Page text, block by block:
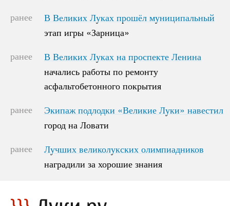
ранее
В Великих Луках прошёл муниципальный
этап игры «Зарница»
В Великих Луках прошёл муниципальный
этап игры «Зарница»
ранее
В Великих Луках на проспекте Ленина
начались работы по ремонту
асфальтобетонного покрытия
В Великих Луках на проспекте Ленина
начались работы по ремонту
асфальтобетонного покрытия
ранее
Экипаж подлодки «Великие Луки» навестил
город на Ловати
Экипаж подлодки «Великие Луки» навестил
город на Ловати
ранее
Лучших великолукских олимпиадников
наградили за хорошие знания
Лучших великолукских олимпиадников
наградили за хорошие знания